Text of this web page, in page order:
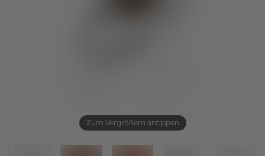
Zum Vergrößern antippen